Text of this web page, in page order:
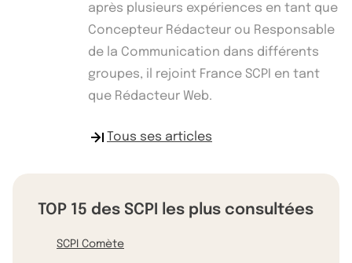
après plusieurs expériences en tant que
Concepteur Rédacteur ou Responsable
de la Communication dans différents
groupes, il rejoint France SCPI en tant
que Rédacteur Web.
Tous ses articles
TOP 15 des SCPI les plus consultées
SCPI Comète